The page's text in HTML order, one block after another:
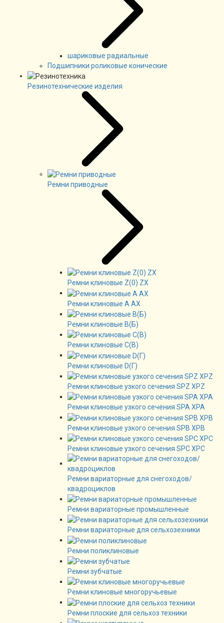
шариковые радиальные
Подшипники роликовые конические
Резинотехнические изделия
Ремни приводные
Ремни клиновые Z(0) ZX
Ремни клиновые А AX
Ремни клиновые В(Б)
Ремни клиновые C(B)
Ремни клиновые D(Г)
Ремни клиновые узкого сечения SPZ XPZ
Ремни клиновые узкого сечения SPA XPA
Ремни клиновые узкого сечения SPB XPB
Ремни клиновые узкого сечения SPC XPC
Ремни вариаторные для снегоходов/
квадроциклов
Ремни вариаторные промышленные
Ремни вариаторные для сельхозехники
Ремни поликлиновые
Ремни зубчатые
Ремни клиновые многоручьевые
Ремни плоские для сельхоз техники